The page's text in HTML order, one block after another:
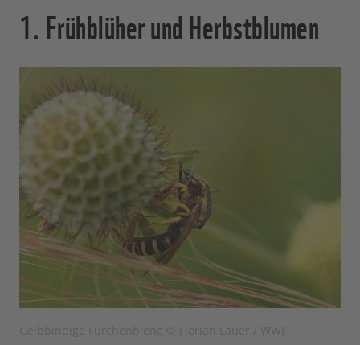
1. Frühblüher und Herbstblumen